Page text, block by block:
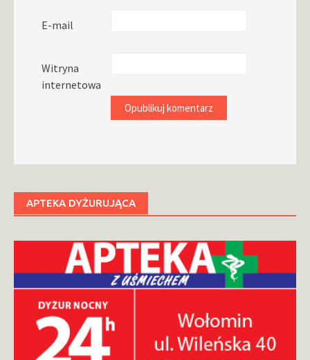
E-mail
Witryna
internetowa
APTEKA DYŻURUJĄCA